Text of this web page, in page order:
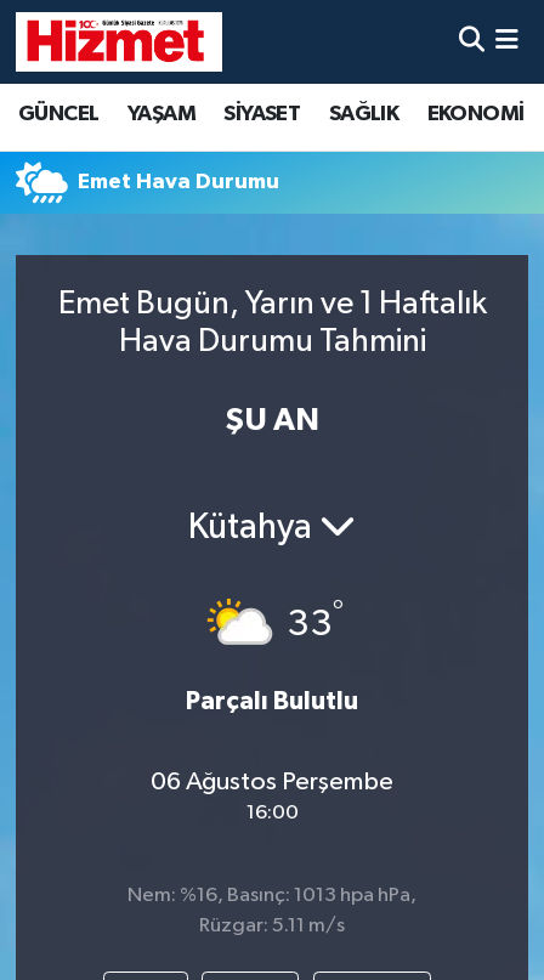
GÜNCEL YAŞAM SİYASET SAĞLIK EKONOMİ
Emet Hava Durumu
Emet Bugün, Yarın ve 1 Haftalık
Hava Durumu Tahmini
ŞU AN
Kütahya
33°
Parçalı Bulutlu
06 Ağustos Perşembe
16:00
Nem: %16, Basınç: 1013 hpa hPa,
Rüzgar: 5.11 m/s
YAŞAM
SİYASET
EKONOMİ
RESMİ REKLAM
Denizli Hava Durumu
Denizli Trafik Yoğunluk Haritası
Tüm Manşetler